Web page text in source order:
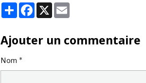
PartagerFacebook
X
Ajouter un commentaire
Nom